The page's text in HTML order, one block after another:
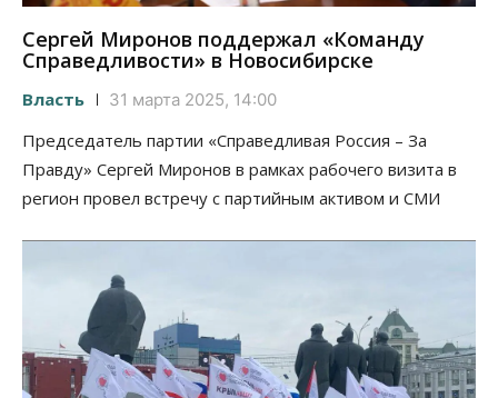
Сергей Миронов поддержал «Команду
Справедливости» в Новосибирске
Власть 31 марта 2025, 14:00
Председатель партии «Справедливая Россия – За
Правду» Сергей Миронов в рамках рабочего визита в
регион провел встречу с партийным активом и СМИ